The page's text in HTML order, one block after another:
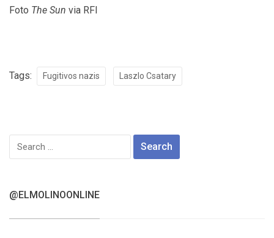
Foto The Sun via RFI
Tags: Fugitivos nazis Laszlo Csatary
Search
for:
@ELMOLINOONLINE